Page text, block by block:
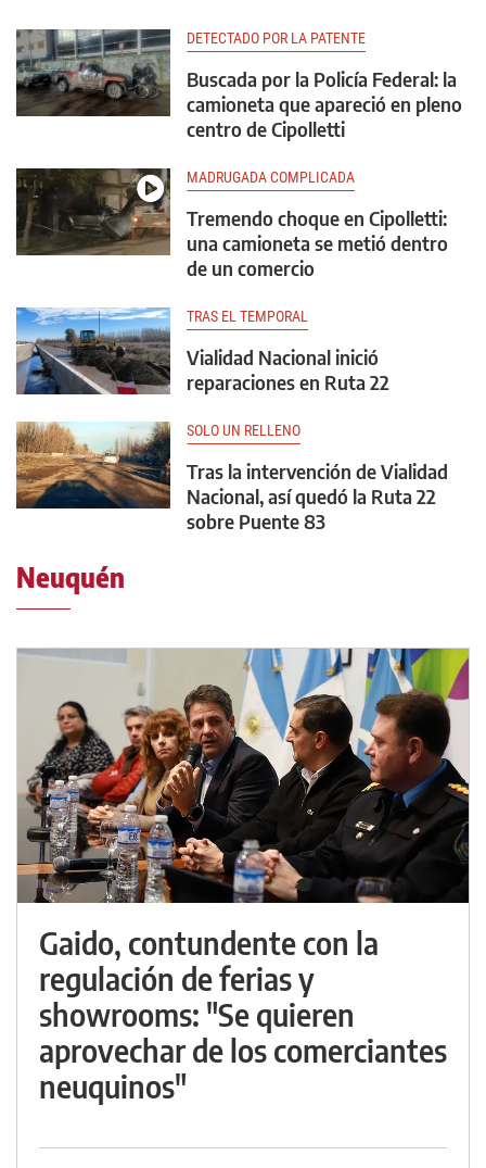
DETECTADO POR LA PATENTE
Buscada por la Policía Federal: la
camioneta que apareció en pleno
centro de Cipolletti
MADRUGADA COMPLICADA
Tremendo choque en Cipolletti:
una camioneta se metió dentro
de un comercio
TRAS EL TEMPORAL
Vialidad Nacional inició
reparaciones en Ruta 22
SOLO UN RELLENO
Tras la intervención de Vialidad
Nacional, así quedó la Ruta 22
sobre Puente 83
Neuquén
Gaido, contundente con la
regulación de ferias y
showrooms: "Se quieren
aprovechar de los comerciantes
neuquinos"